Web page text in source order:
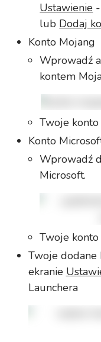
Ustawienie
lub Dodaj
Konto Mojang
Wprowadź
kontem
Twoje konto
Konto
Wprowadź
Microsoft.
Twoje konto
Twoje dodane
ekranie
Launchera